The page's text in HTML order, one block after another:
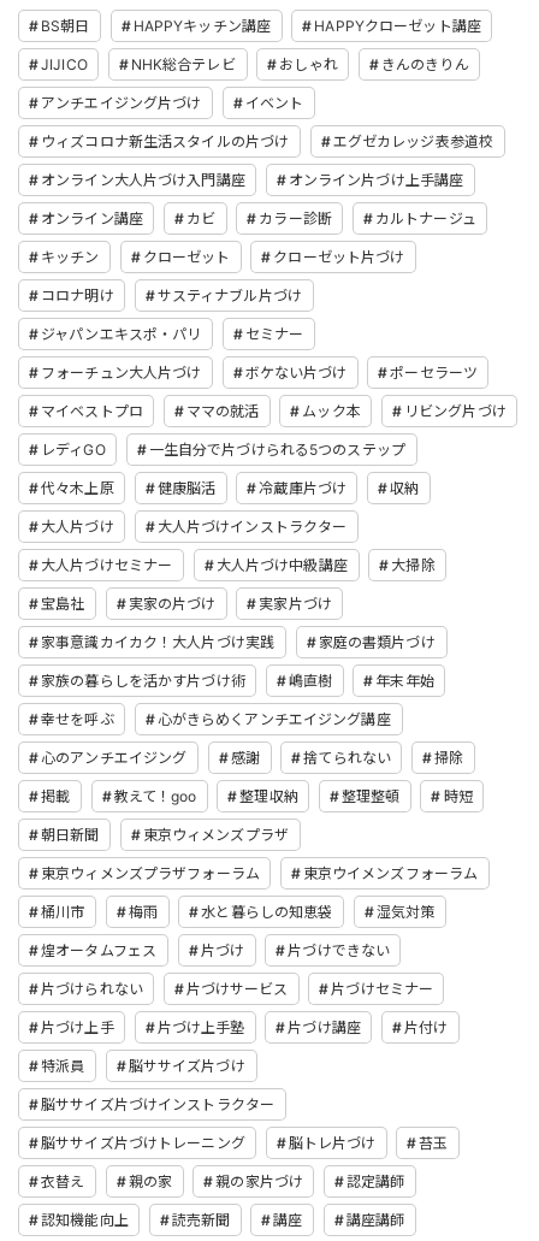
BS朝日 HAPPYキッチン講座 HAPPYクローゼット講座
JIJICO NHK総合テレビ おしゃれ きんのきりん
アンチエイジング片づけ イベント
ウィズコロナ新生活スタイルの片づけ エグゼカレッジ表参道校
オンライン大人片づけ入門講座 オンライン片づけ上手講座
オンライン講座 カビ カラー診断 カルトナージュ
キッチン クローゼット クローゼット片づけ
コロナ明け サスティナブル片づけ
ジャパンエキスポ・パリ セミナー
フォーチュン大人片づけ ボケない片づけ ポーセラーツ
マイベストプロ ママの就活 ムック本 リビング片づけ
レディGO 一生自分で片づけられる5つのステップ
代々木上原 健康脳活 冷蔵庫片づけ 収納
大人片づけ 大人片づけインストラクター
大人片づけセミナー 大人片づけ中級講座 大掃除
宝島社 実家の片づけ 実家片づけ
家事意識カイカク！大人片づけ実践 家庭の書類片づけ
家族の暮らしを活かす片づけ術 嶋直樹 年末年始
幸せを呼ぶ 心がきらめくアンチエイジング講座
心のアンチエイジング 感謝 捨てられない 掃除
掲載 教えて！goo 整理収納 整理整頓 時短
朝日新聞 東京ウィメンズプラザ
東京ウィメンズプラザフォーラム 東京ウイメンズフォーラム
桶川市 梅雨 水と暮らしの知恵袋 湿気対策
煌オータムフェス 片づけ 片づけできない
片づけられない 片づけサービス 片づけセミナー
片づけ上手 片づけ上手塾 片づけ講座 片付け
特派員 脳ササイズ片づけ
脳ササイズ片づけインストラクター
脳ササイズ片づけトレーニング 脳トレ片づけ 苔玉
衣替え 親の家 親の家片づけ 認定講師
認知機能向上 読売新聞 講座 講座講師